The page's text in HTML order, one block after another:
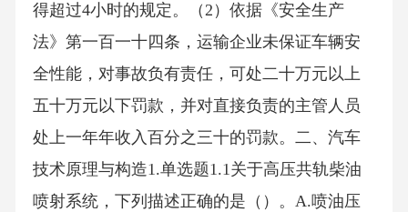
得超过4小时的规定。（2）依据《安全生产
法》第一百一十四条，运输企业未保证车辆安
全性能，对事故负有责任，可处二十万元以上
五十万元以下罚款，并对直接负责的主管人员
处上一年年收入百分之三十的罚款。二、汽车
技术原理与构造1.单选题1.1关于高压共轨柴油
喷射系统，下列描述正确的是（）。A.喷油压